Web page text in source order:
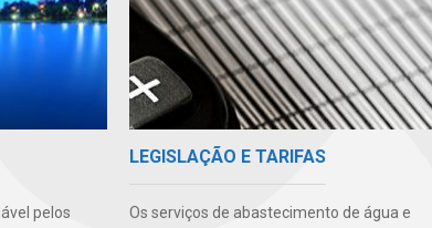
pelos
LEGISLAÇÃO E TARIFAS
Os serviços de abastecimento de água e